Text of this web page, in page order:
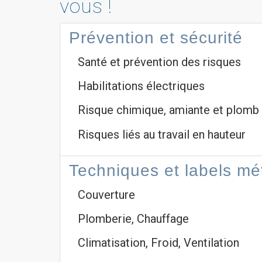
vous !
Prévention et sécurité
Santé et prévention des risques
Habilitations électriques
Risque chimique, amiante et plomb
Risques liés au travail en hauteur
Techniques et labels
Couverture
Plomberie, Chauffage
Climatisation, Froid, Ventilation